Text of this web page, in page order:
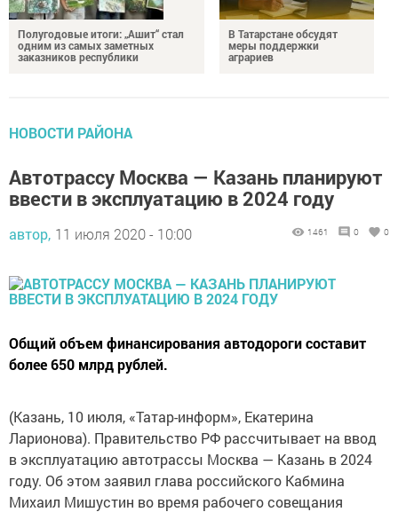
Полугодовые итоги: „Ашит“ стал
одним из самых заметных
заказников республики
В Татарстане обсудят
меры поддержки
аграриев
НОВОСТИ РАЙОНА
Автотрассу Москва — Казань планируют
ввести в эксплуатацию в 2024 году
автор, 11 июля 2020 - 10:00 1461 0 0
Общий объем финансирования автодороги составит
более 650 млрд рублей.
(Казань, 10 июля, «Татар-информ», Екатерина
Ларионова). Правительство РФ рассчитывает на ввод
в эксплуатацию автотрассы Москва — Казань в 2024
году. Об этом заявил глава российского Кабмина
Михаил Мишустин во время рабочего совещания